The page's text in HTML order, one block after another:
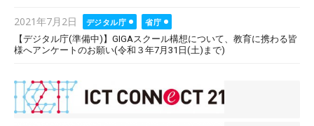
Posted
on
2021年7月2日 デジタル庁
省庁
【デジタル庁(準備中)】GIGAスクール構想について、教育に携わる皆
様へアンケートのお願い(令和３年7月31日(土)まで)